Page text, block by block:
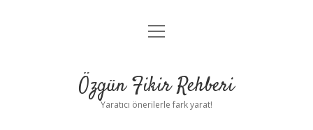
Gizlilik Politikası
Yasal Uyarı
menüyü
Özgün Fikir Rehberi
Yaratıcı önerilerle fark yarat!